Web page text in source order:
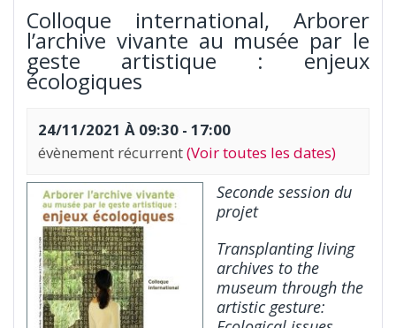
Colloque international, Arborer
l’archive vivante au musée par le
geste artistique : enjeux
écologiques
24/11/2021 À 09:30 - 17:00
évènement récurrent(Voir toutes les dates)
Seconde session du
projet
Transplanting living
archives to the
museum through the
artistic gesture: